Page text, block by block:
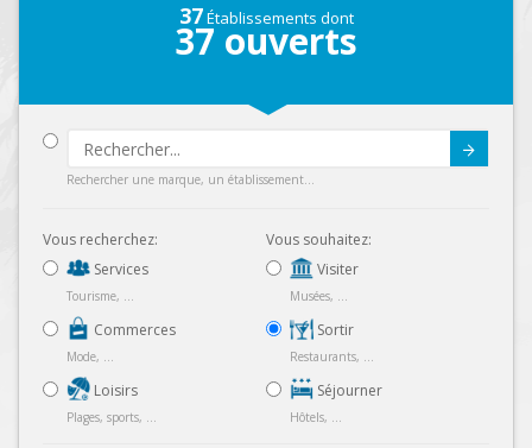
37Établissements dont
37 ouverts
Rechercher une marque, un établissement...
Vous recherchez:
Services
Tourisme, ...
Commerces
Mode, ...
Loisirs
Plages, sports, ...
Vous souhaitez:
Visiter
Musées, ...
Sortir
Restaurants, ...
Séjourner
Hôtels, ...